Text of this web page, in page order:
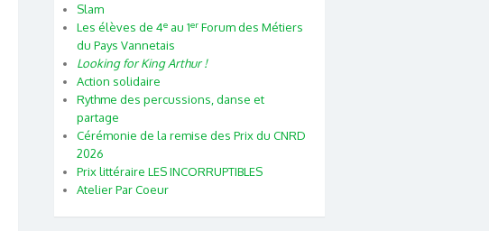
Slam
Les élèves de 4e au 1er Forum des Métiers
du Pays Vannetais
Looking for King Arthur !
Action solidaire
Rythme des percussions, danse et
partage
Cérémonie de la remise des Prix du CNRD
2026
Prix littéraire LES INCORRUPTIBLES
Atelier Par Coeur